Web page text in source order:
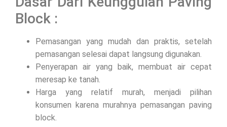
Block :
Pemasangan yang mudah dan praktis, setelah
pemasangan selesai dapat langsung digunakan.
Penyerapan air yang baik, membuat air cepat
meresap ke tanah.
Harga yang relatif murah, menjadi pilihan
konsumen karena murahnya pemasangan paving
block.